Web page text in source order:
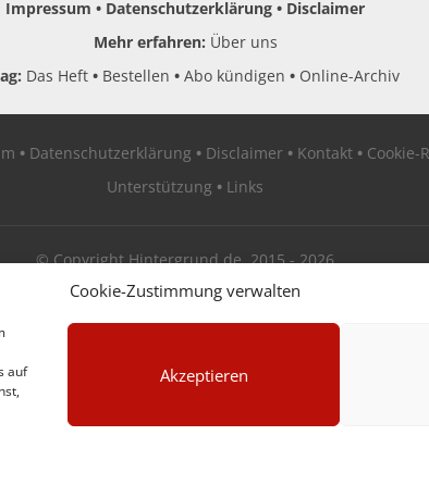
Cookie-Zustimmung verwalten
auf
Akzeptieren
Impressum Datenschutzerklärung
Disclaimer
Mehr erfahren: Über uns
Das Heft Bestellen Abo kündigen Online-Archiv
Datenschutzerklärung Disclaimer Kontakt
Cookie-
Unterstützung
Links
© Copyright Hintergrund.de, 2015 - 2026
Newsletter jetzt kostenlos anmelden